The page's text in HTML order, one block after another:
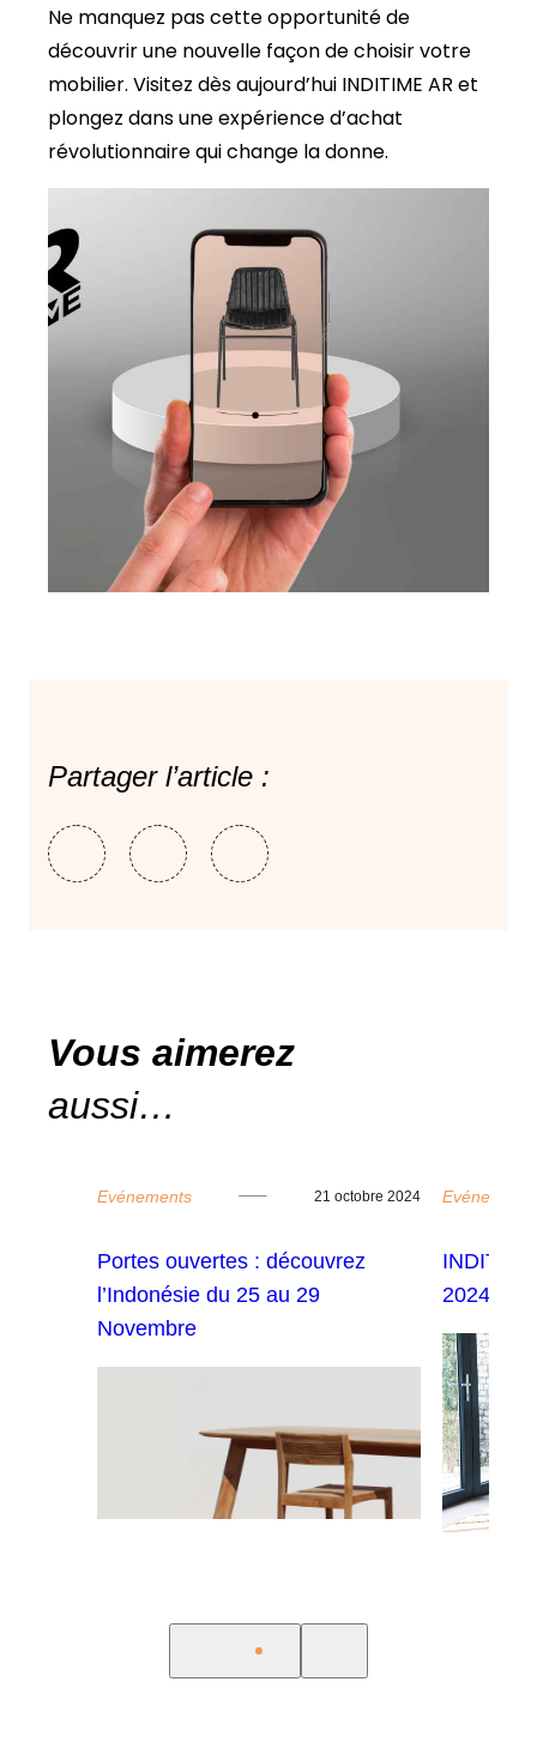
Ne manquez pas cette opportunité de
découvrir une nouvelle façon de choisir votre
mobilier. Visitez dès aujourd’hui INDITIME AR et
plongez dans une expérience d’achat
révolutionnaire qui change la donne.
Partager l’article :
Vous aimerez
aussi…
Evénements 21 octobre 2024
Portes ouvertes : découvrez
l’Indonésie du 25 au 29
Novembre
Evénements
2024 :